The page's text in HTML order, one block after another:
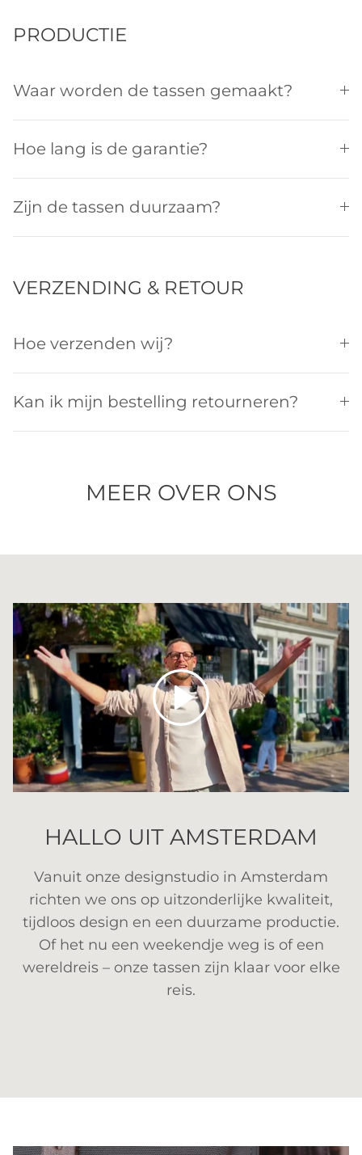
PRODUCTIE
Waar worden de tassen gemaakt?
Hoe lang is de garantie?
Zijn de tassen duurzaam?
VERZENDING & RETOUR
Hoe verzenden wij?
Kan ik mijn bestelling retourneren?
MEER OVER ONS
Spelen
HALLO UIT AMSTERDAM
Vanuit onze designstudio in Amsterdam
richten we ons op uitzonderlijke kwaliteit,
tijdloos design en een duurzame productie.
Of het nu een weekendje weg is of een
wereldreis – onze tassen zijn klaar voor elke
reis.